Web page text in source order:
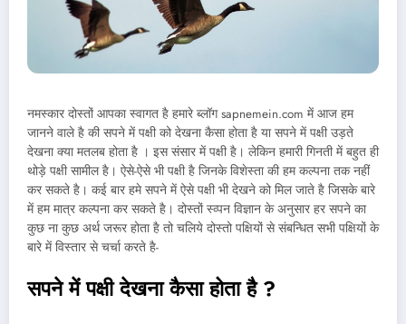
नमस्कार दोस्तों आपका स्वागत है हमारे ब्लॉग sapnemein.com में आज हम
जानने वाले है की सपने में पक्षी को देखना कैसा होता है या सपने में पक्षी उड़ते
देखना क्या मतलब होता है । इस संसार में पक्षी है। लेकिन हमारी गिनती में बहुत ही
थोड़े पक्षी सामील है। ऐसे-ऐसे भी पक्षी है जिनके विशेस्ता की हम कल्पना तक नहीं
कर सकते है। कई बार हमे सपने में ऐसे पक्षी भी देखने को मिल जाते है जिसके बारे
में हम मात्र कल्पना कर सकते है। दोस्तों स्व्पन विज्ञान के अनुसार हर सपने का
कुछ ना कुछ अर्थ जरूर होता है तो चलिये दोस्तो पक्षियों से संबन्धित सभी पक्षियों के
बारे में विस्तार से चर्चा करते है-
सपने में पक्षी देखना कैसा होता है?